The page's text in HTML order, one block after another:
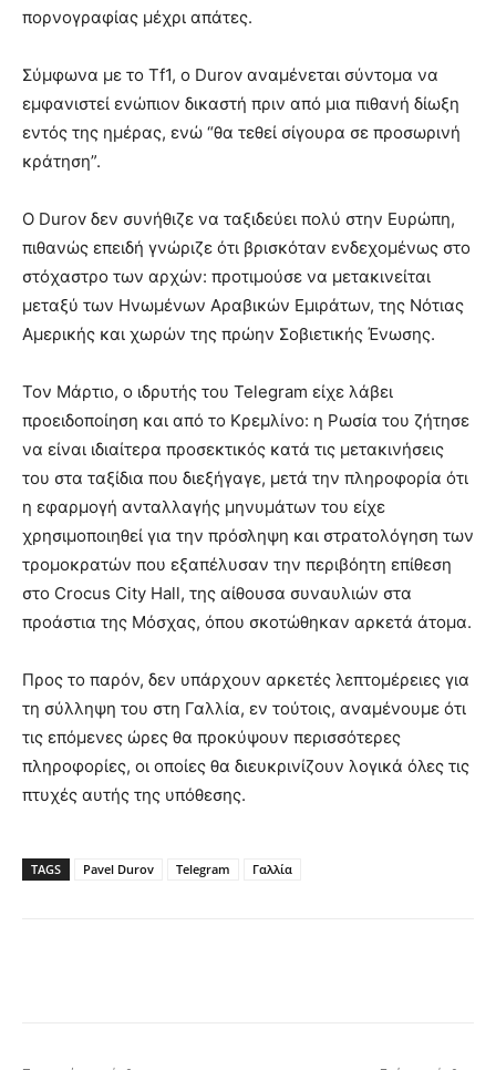
πορνογραφίας μέχρι απάτες.
Σύμφωνα με το Tf1, ο Durov αναμένεται σύντομα να
εμφανιστεί ενώπιον δικαστή πριν από μια πιθανή δίωξη
εντός της ημέρας, ενώ “θα τεθεί σίγουρα σε προσωρινή
κράτηση”.
Ο Durov δεν συνήθιζε να ταξιδεύει πολύ στην Ευρώπη,
πιθανώς επειδή γνώριζε ότι βρισκόταν ενδεχομένως στο
στόχαστρο των αρχών: προτιμούσε να μετακινείται
μεταξύ των Ηνωμένων Αραβικών Εμιράτων, της Νότιας
Αμερικής και χωρών της πρώην Σοβιετικής Ένωσης.
Τον Μάρτιο, ο ιδρυτής του Telegram είχε λάβει
προειδοποίηση και από το Κρεμλίνο: η Ρωσία του ζήτησε
να είναι ιδιαίτερα προσεκτικός κατά τις μετακινήσεις
του στα ταξίδια που διεξήγαγε, μετά την πληροφορία ότι
η εφαρμογή ανταλλαγής μηνυμάτων του είχε
χρησιμοποιηθεί για την πρόσληψη και στρατολόγηση των
τρομοκρατών που εξαπέλυσαν την περιβόητη επίθεση
στο Crocus City Hall, της αίθουσα συναυλιών στα
προάστια της Μόσχας, όπου σκοτώθηκαν αρκετά άτομα.
Προς το παρόν, δεν υπάρχουν αρκετές λεπτομέρειες για
τη σύλληψη του στη Γαλλία, εν τούτοις, αναμένουμε ότι
τις επόμενες ώρες θα προκύψουν περισσότερες
πληροφορίες, οι οποίες θα διευκρινίζουν λογικά όλες τις
πτυχές αυτής της υπόθεσης.
TAGS Pavel Durov Telegram Γαλλία